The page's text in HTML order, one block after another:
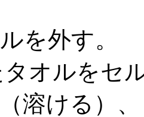
を外す。
ルをセル
溶ける）、